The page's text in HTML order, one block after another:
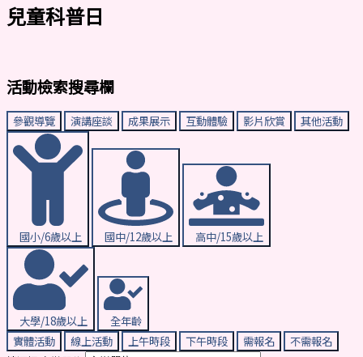
兒童科普日
活動檢索搜尋欄
參觀導覽 演講座談 成果展示 互動體驗 影片欣賞 其他活動
國小/6歲以上 國中/12歲以上 高中/15歲以上
大學/18歲以上
全年齡
實體活動
線上活動 上午時段 下午時段 需報名
不需報名